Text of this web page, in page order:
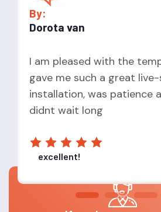
By:
Dorota van
I am pleased with the
gave me such a great
installation, was patience
didnt wait long
excellent!